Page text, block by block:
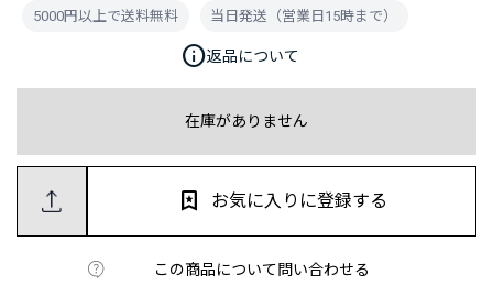
在庫がありません
この商品について問い合わせる
お気に入りに登録する
5000円以上で送料無料 当日発送（営業日15時まで）
info返品について